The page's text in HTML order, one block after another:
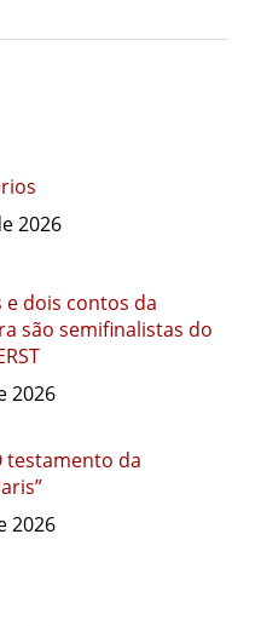
2026
dois contos da
são semifinalistas do
2026
testamento da
2026